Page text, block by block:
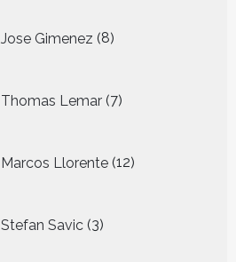
Jose Gimenez 8
producten
Thomas Lemar 7
producten
Marcos Llorente 12
producten
Stefan Savic 3
producten